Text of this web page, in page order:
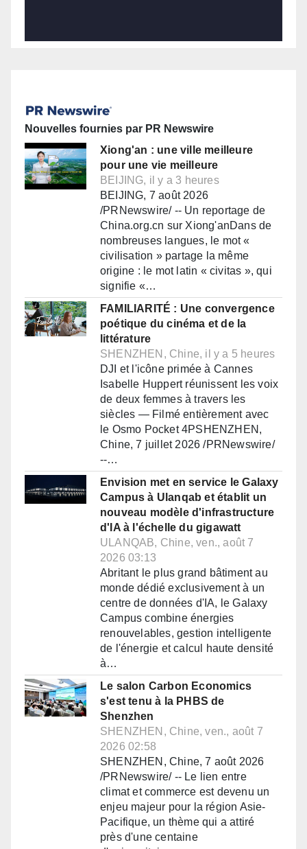
Nouvelles fournies par PR Newswire
Xiong'an : une ville meilleure
pour une vie meilleure
BEIJING, il y a 3 heures
BEIJING, 7 août 2026
/PRNewswire/ -- Un reportage de
China.org.cn sur Xiong'anDans de
nombreuses langues, le mot «
civilisation » partage la même
origine : le mot latin « civitas », qui
signifie «…
FAMILIARITÉ : Une convergence
poétique du cinéma et de la
littérature
SHENZHEN, Chine, il y a 5 heures
DJI et l'icône primée à Cannes
Isabelle Huppert réunissent les voix
de deux femmes à travers les
siècles — Filmé entièrement avec
le Osmo Pocket 4PSHENZHEN,
Chine, 7 juillet 2026 /PRNewswire/
--…
Envision met en service le Galaxy
Campus à Ulanqab et établit un
nouveau modèle d'infrastructure
d'IA à l'échelle du gigawatt
ULANQAB, Chine, ven., août 7
2026 03:13
Abritant le plus grand bâtiment au
monde dédié exclusivement à un
centre de données d'IA, le Galaxy
Campus combine énergies
renouvelables, gestion intelligente
de l'énergie et calcul haute densité
à…
Le salon Carbon Economics
s'est tenu à la PHBS de
Shenzhen
SHENZHEN, Chine, ven., août 7
2026 02:58
SHENZHEN, Chine, 7 août 2026
/PRNewswire/ -- Le lien entre
climat et commerce est devenu un
enjeu majeur pour la région Asie-
Pacifique, un thème qui a attiré
près d'une centaine